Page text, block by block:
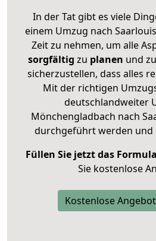
In der Tat gibt es viele
einem Umzug nach
Zeit zu nehmen, um alle
sorgfältig zu planen und zu
sicherzustellen, dass alles
Mit der richtigen
deutschlandweiter
Mönchengladbach nach
durchgeführt werden und
Füllen Sie jetzt das
Sie kostenlose
Kostenlose